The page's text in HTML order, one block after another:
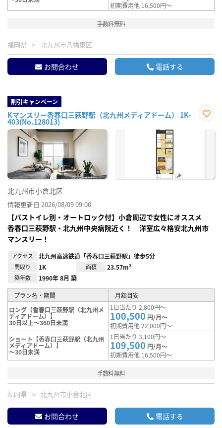
初期費用他 16,500円～
手数料無料
福岡県 北九州市八幡東区
お問合わせ 電話する
割引キャンペーン
Kマンスリー香春口三萩野駅（北九州メディアドーム） 1K-
403(No.128013)
に入
北九州市小倉北区
情報更新日 2026/08/09 09:00
【バストイレ別・オートロック付】小倉周辺で女性にオススメ
香春口三萩野駅・北九州中央病院近く！ 洋室広々格安北九州市
マンスリー！
アクセス 北九州高速鉄道「香春口三萩野駅」徒歩5分
間取り 1K 面積 23.57m²
築年数 1990年 8月 築
プラン名・期間
月額目安
ロング【香春口三萩野駅（北九州メ
ディアドーム）】
30日以上～360日未満
1日当たり 2,800円～
100,500 円/月～
初期費用他 22,000円～
ショート【香春口三萩野駅（北九州
メディアドーム）】
～30日未満
1日当たり 3,100円～
109,500 円/月～
初期費用他 16,500円～
手数料無料
福岡県 北九州市小倉北区
お問合わせ 電話する